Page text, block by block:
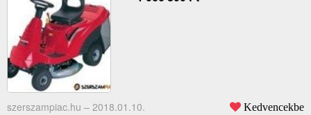
szerszampiac.hu – 2018.01.10. Kedvencekbe